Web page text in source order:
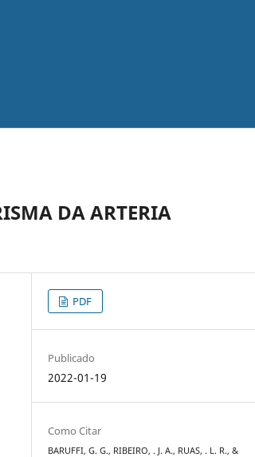
DA ARTERIA
PDF
Publicado
2022-01-19
Como Citar
BARUFFI, G. G., RIBEIRO, . J. A., RUAS, . L. R., &